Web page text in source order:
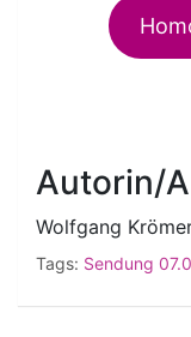
Autorin/
Wolfgang
Tags: Sendung